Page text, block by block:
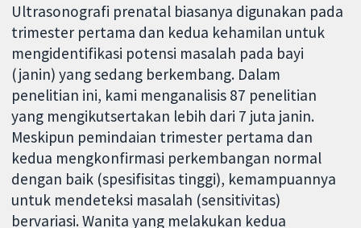
Ultrasonografi prenatal biasanya digunakan pada
trimester pertama dan kedua kehamilan untuk
mengidentifikasi potensi masalah pada bayi
(janin) yang sedang berkembang. Dalam
penelitian ini, kami menganalisis 87 penelitian
yang mengikutsertakan lebih dari 7 juta janin.
Meskipun pemindaian trimester pertama dan
kedua mengkonfirmasi perkembangan normal
dengan baik (spesifisitas tinggi), kemampuannya
untuk mendeteksi masalah (sensitivitas)
bervariasi. Wanita yang melakukan kedua